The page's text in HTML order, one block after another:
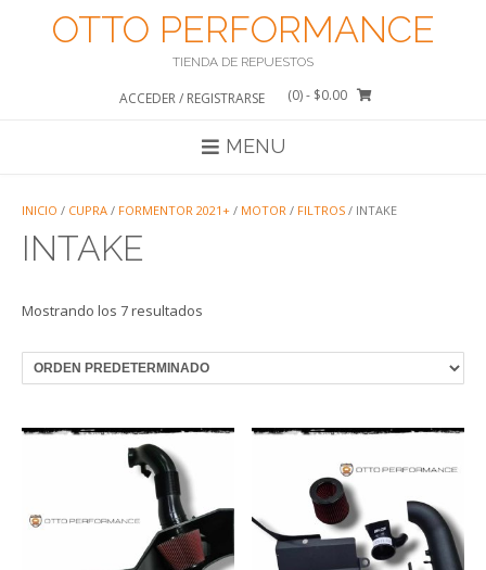
OTTO PERFORMANCE
TIENDA DE REPUESTOS
ACCEDER / REGISTRARSE (0)- $0.00
MENU
INICIO / CUPRA / FORMENTOR 2021+ / MOTOR / FILTROS / INTAKE
INTAKE
Mostrando los 7 resultados